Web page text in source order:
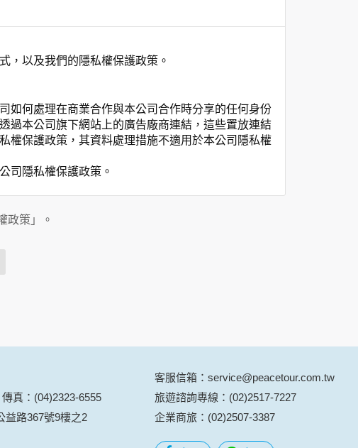
，以及我們的隱私權保護政策。
如何處理在商業合作與本公司合作時分享的任何身份
過本公司旗下網站上的廣告廠商連結，這些置放連結
權保護政策，其資料處理措施不適用於本公司隱私權
司隱私權保護政策。
瀏覽及點選資料記錄等，做為我們增進網站服務的
行業等相關資料，當您註冊成功，並登入使用我們的
址、使用時間、使用的瀏覽器、瀏覽及點選資料紀
意告知您的個人資料，否則本網站不會也無法將此
對於您主動提供的個人資訊，這些廣告廠商、或連結
政策」。
傳真：(04)2323-6555
益路367號9樓之2
客服信箱：service@peacetour.com.tw
旅遊諮詢專線：(02)2517-7227
企業商旅：(02)2507-3387